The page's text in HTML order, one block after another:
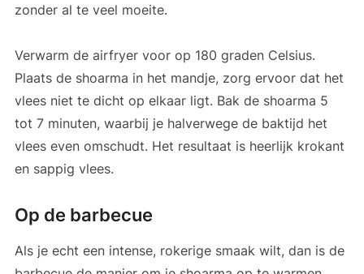
zonder al te veel moeite.
Verwarm de airfryer voor op 180 graden Celsius.
Plaats de shoarma in het mandje, zorg ervoor dat het
vlees niet te dicht op elkaar ligt. Bak de shoarma 5
tot 7 minuten, waarbij je halverwege de baktijd het
vlees even omschudt. Het resultaat is heerlijk krokant
en sappig vlees.
Op de barbecue
Als je echt een intense, rokerige smaak wilt, dan is de